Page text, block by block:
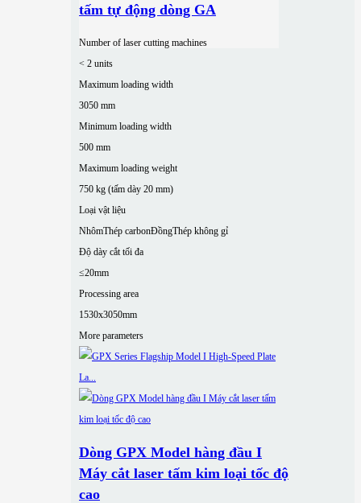
tấm tự động dòng GA
Number of laser cutting machines
< 2 units
Maximum loading width
3050 mm
Minimum loading width
500 mm
Maximum loading weight
750 kg (tấm dày 20 mm)
Loại vật liệu
NhômThép carbonĐồngThép không gỉ
Độ dày cắt tối đa
≤20mm
Processing area
1530x3050mm
More parameters
Dòng GPX Model hàng đầu I
Máy cắt laser tấm kim loại tốc độ
cao